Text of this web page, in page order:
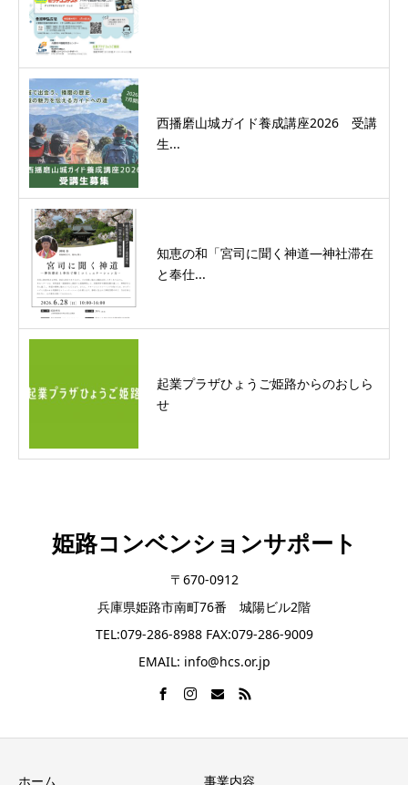
西播磨山城ガイド養成講座2026 受講
生...
知恵の和「宮司に聞く神道―神社滞在
と奉仕...
起業プラザひょうご姫路からのおしら
せ
姫路コンベンションサポート
〒670-0912
兵庫県姫路市南町76番 城陽ビル2階
TEL:079-286-8988 FAX:079-286-9009
EMAIL: info@hcs.or.jp
ホーム 事業内容